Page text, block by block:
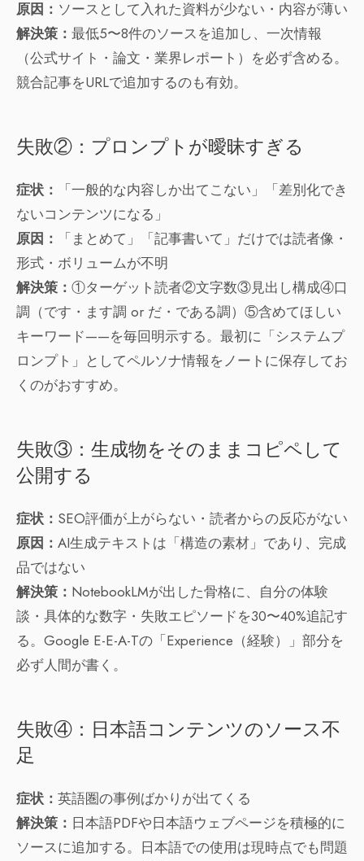
原因： ソースとして入れた資料が少ない・内容が薄い
解決策： 最低5〜8件のソースを追加し、一次情報
（公式サイト・論文・業界レポート）を必ず含める。
競合記事をURLで追加するのも有効。
失敗②：プロンプトが曖昧すぎる
症状：
「一般的な内容しか出てこない」「差別化でき
ないコンテンツになる」
原因：
「まとめて」「記事書いて」だけでは読者像・
形式・ボリュームが不明
解決策： ①ターゲット読者②文字数③見出し構成④口
調（です・ます調 or だ・である調）⑤含めてほしい
キーワード——を毎回明示する。最初に「システムプ
ロンプト」としてペルソナ情報をノートに保存してお
くのがおすすめ。
失敗③：生成物をそのままコピペして
公開する
症状： SEO評価が上がらない・読者からの反応がない
原因： AI生成テキストは「構造の素材」であり、完成
品ではない
解決策： NotebookLMが出した骨格に、自分の体験
談・具体的な数字・失敗エピソードを30〜40%追記す
る。Google E-E-A-Tの「Experience（経験）」部分を
必ず人間が書く。
失敗④：日本語コンテンツのソース不
足
症状： 英語圏の事例ばかりが出てくる
解決策： 日本語PDFや日本語ウェブページを積極的に
ソースに追加する。日本語での使用は現時点でも問題